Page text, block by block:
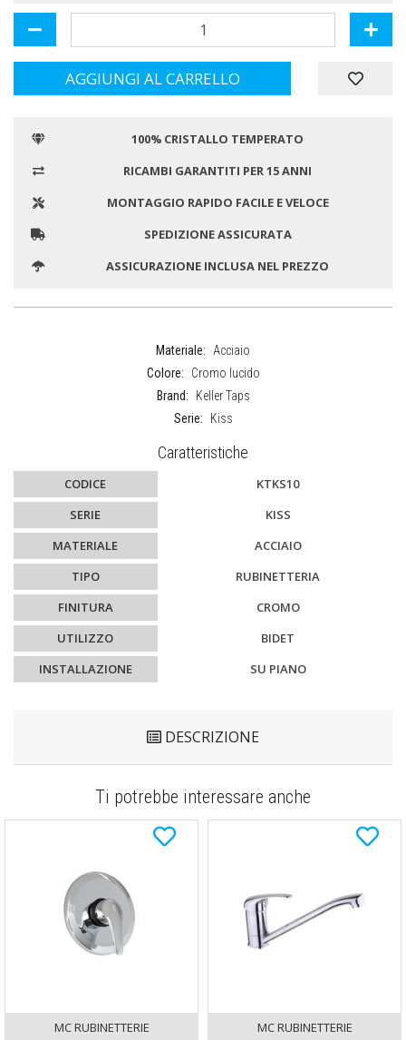
Materiale:
Acciaio
Colore:
Cromo lucido
Brand:
Keller Taps
Serie:
Kiss
Caratteristiche
CODICE
KTKS10
SERIE
KISS
MATERIALE
ACCIAIO
TIPO
RUBINETTERIA
FINITURA
CROMO
UTILIZZO
BIDET
INSTALLAZIONE
SU PIANO
AGGIUNGI AL CARRELLO
100% CRISTALLO TEMPERATO
RICAMBI GARANTITI PER 15 ANNI
MONTAGGIO RAPIDO FACILE E VELOCE
SPEDIZIONE ASSICURATA
ASSICURAZIONE INCLUSA NEL PREZZO
DESCRIZIONE
Ti potrebbe interessare anche
MC RUBINETTERIE MC RUBINETTERIE